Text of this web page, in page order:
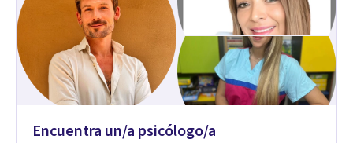
Encuentra un/a psicólogo/a